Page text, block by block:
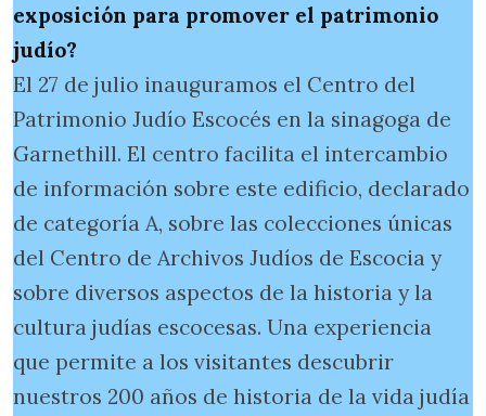
exposición para promover el patrimonio
judío?
El 27 de julio inauguramos el Centro del
Patrimonio Judío Escocés en la sinagoga de
Garnethill. El centro facilita el intercambio
de información sobre este edificio, declarado
de categoría A, sobre las colecciones únicas
del Centro de Archivos Judíos de Escocia y
sobre diversos aspectos de la historia y la
cultura judías escocesas. Una experiencia
que permite a los visitantes descubrir
nuestros 200 años de historia de la vida judía